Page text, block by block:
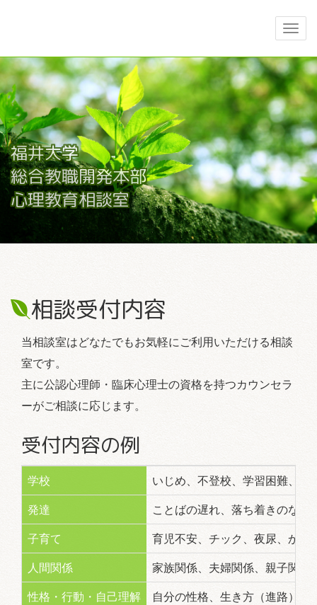
福井大学
総合教職開発本部
心理教育相談室
相談受付内容
当相談室はどなたでもお気軽にご利用いただける相談
室です。
主に公認心理師・臨床心理士の資格を持つカウンセラ
ーがご相談に応じます。
受付内容の例
学校
いじめ、不登校、学習困難、非
発達
ことばの遅れ、落ち着きのなさ
子育て
育児不安、チック、夜尿、かん
人間関係
家族関係、夫婦関係、親子関係
性格・行動・自己理解
自分の性格、生き方（進路） な